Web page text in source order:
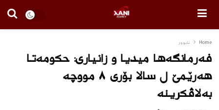
Home ئابوور
فەرمانگەھا میدیا و زانیاری: حکومەتا
هه‌رێمێ ل سالا بۆری ٨ مووچە
بەلاڤکرینە